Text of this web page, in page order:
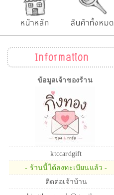
หน้าหลัก สินค้าทั้งหมด
Information
ข้อมูลเจ้าของร้าน
ktccardgift
- ร้านนี้ได้ลงทะเบียนแล้ว -
ติดต่อเจ้าบ้าน